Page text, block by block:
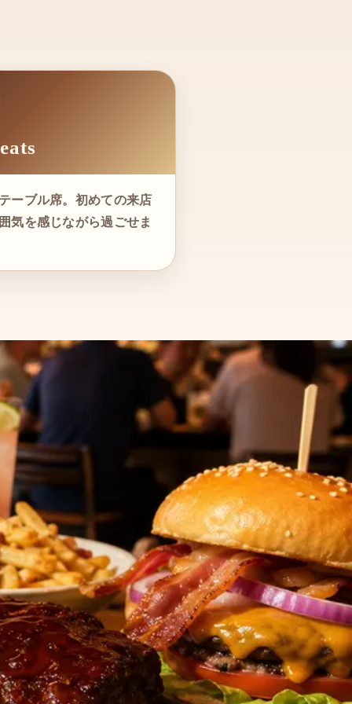
ーブル席。初めての来店
気を感じながら過ごせま